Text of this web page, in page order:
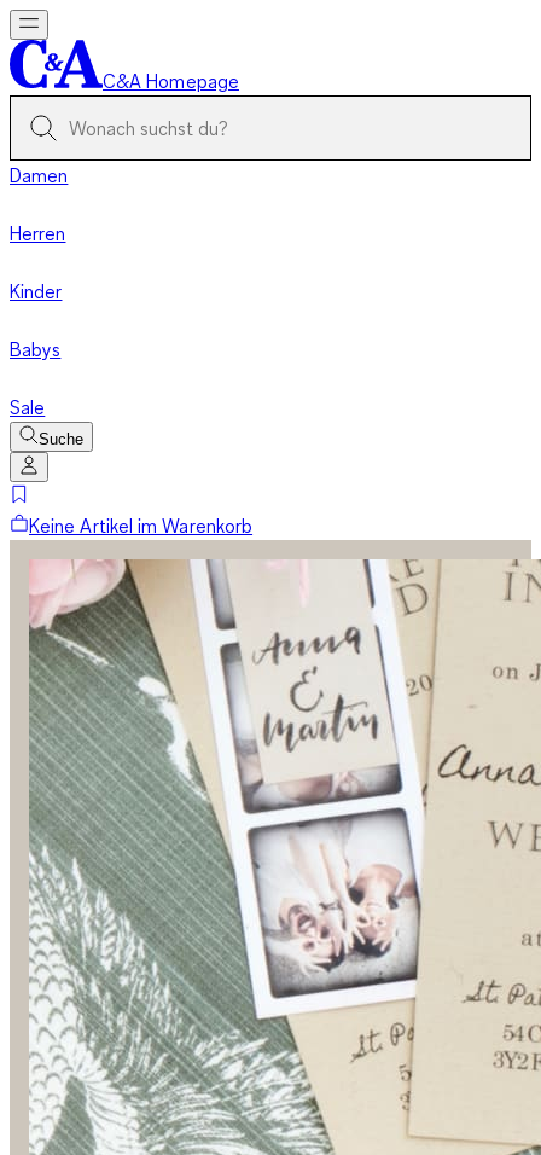
C&A Homepage
Damen
Herren
Kinder
Babys
Sale
Suche
Keine Artikel im Warenkorb